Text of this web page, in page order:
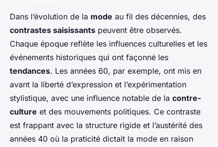
Dans l’évolution de la mode au fil des décennies, des
contrastes saisissants peuvent être observés.
Chaque époque reflète les influences culturelles et les
événements historiques qui ont façonné les
tendances. Les années 60, par exemple, ont mis en
avant la liberté d’expression et l’expérimentation
stylistique, avec une influence notable de la contre-
culture et des mouvements politiques. Ce contraste
est frappant avec la structure rigide et l’austérité des
années 40 où la praticité dictait la mode en raison